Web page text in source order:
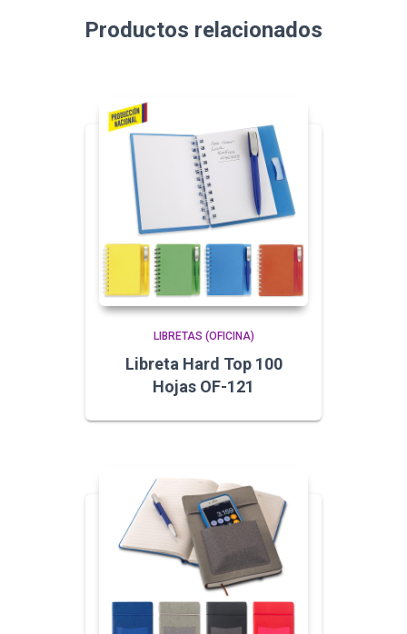
Productos relacionados
LIBRETAS (OFICINA)
Libreta Hard Top 100
Hojas OF-121